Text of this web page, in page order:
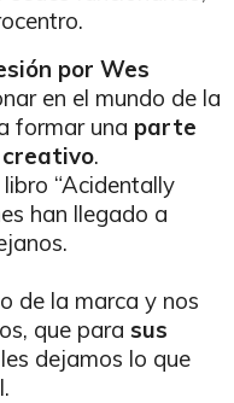
por Wes
en el mundo de la
formar una parte
.
“Acidentally
han llegado a
de la marca y nos
que para sus
dejamos lo que